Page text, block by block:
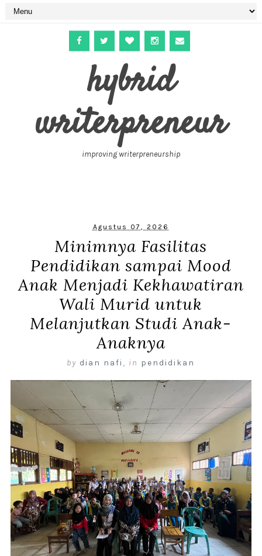
hybrid
writerpreneur
improving writerpreneurship
Agustus 07, 2026
‎Minimnya Fasilitas
Pendidikan sampai Mood
Anak Menjadi Kekhawatiran
Wali Murid untuk
Melanjutkan Studi Anak-
Anaknya
by dian nafi , in pendidikan